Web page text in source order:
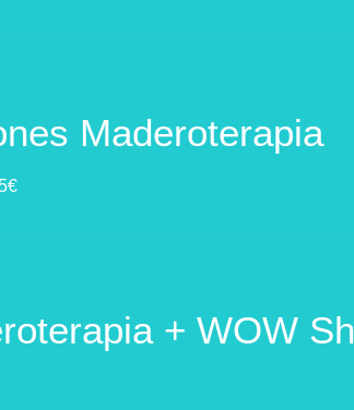
Maderoterapia
+ WOW